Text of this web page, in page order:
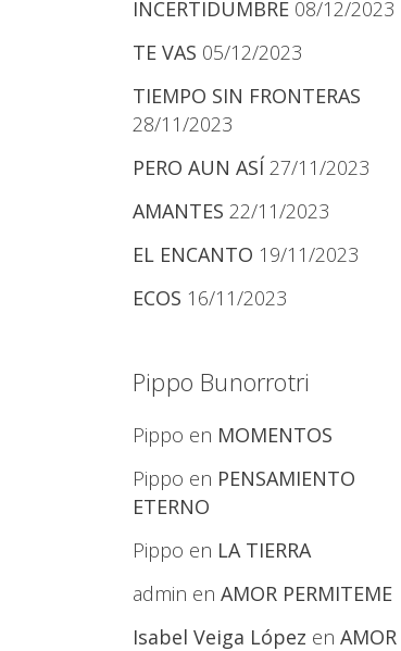
INCERTIDUMBRE 08/12/2023
TE VAS 05/12/2023
TIEMPO SIN FRONTERAS
28/11/2023
PERO AUN ASÍ 27/11/2023
AMANTES 22/11/2023
EL ENCANTO 19/11/2023
ECOS 16/11/2023
Pippo Bunorrotri
Pippo en MOMENTOS
Pippo en PENSAMIENTO
ETERNO
Pippo en LA TIERRA
admin en AMOR PERMITEME
Isabel Veiga López en AMOR